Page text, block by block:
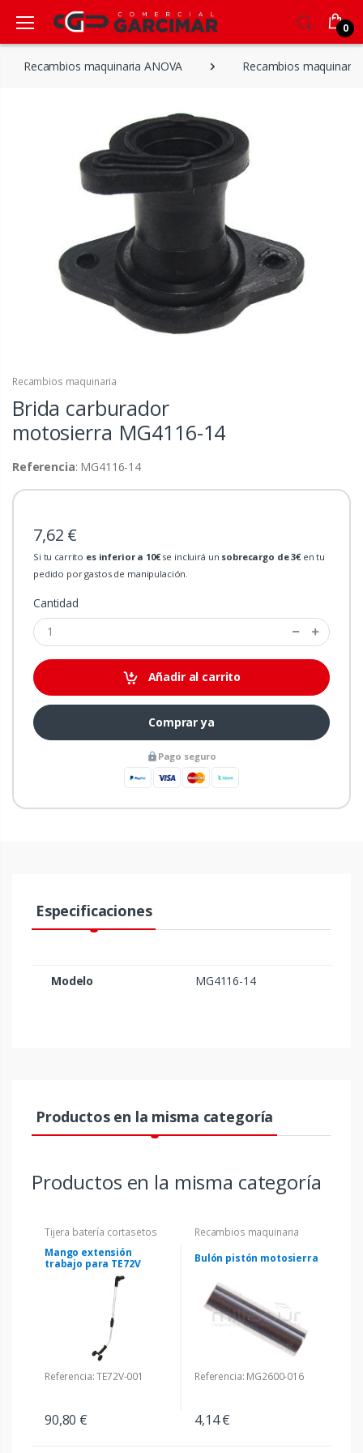
0
Recambios maquinaria ANOVA Recambios maquinaria
Recambios maquinaria
Brida carburador
motosierra MG4116-14
Referencia: MG4116-14
7,62 €
Si tu carrito es inferior a 10€se incluirá un sobrecargo de 3€en tu
pedido por gastos de manipulación.
Cantidad
Añadir al carrito
Comprar ya
Pago seguro
Especificaciones
Modelo MG4116-14
Productos en la misma categoría
Productos en la misma categoría
Tijera batería cortasetos
Mango extensión
trabajo para TE72V
Referencia: TE72V-001
90,80 €
Recambios maquinaria
Bulón pistón motosierra
Referencia: MG2600-016
4,14 €